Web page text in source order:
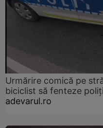
Urmărire comică pe
biciclist să fenteze
adevarul.ro